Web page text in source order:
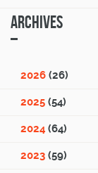
Archives
2026 (26)
2025 (54)
2024 (64)
2023 (59)